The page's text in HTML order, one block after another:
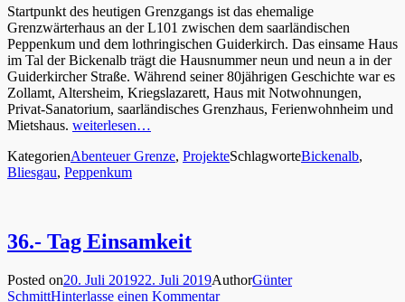
Startpunkt des heutigen Grenzgangs ist das ehemalige
Grenzwärterhaus an der L101 zwischen dem saarländischen
Peppenkum und dem lothringischen Guiderkirch. Das einsame Haus
im Tal der Bickenalb trägt die Hausnummer neun und neun a in der
Guiderkircher Straße. Während seiner 80jährigen Geschichte war es
Zollamt, Altersheim, Kriegslazarett, Haus mit Notwohnungen,
Privat-Sanatorium, saarländisches Grenzhaus, Ferienwohnheim und
Mietshaus. weiterlesen…
KategorienAbenteuer Grenze, ProjekteSchlagworteBickenalb,
Bliesgau, Peppenkum
36.- Tag Einsamkeit
Posted on20. Juli 201922. Juli 2019AuthorGünter
SchmittHinterlasse einen Kommentar